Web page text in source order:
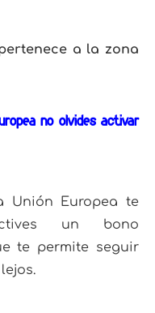
a la zona
no olvides activar
Unión Europea te
un bono
te permite seguir